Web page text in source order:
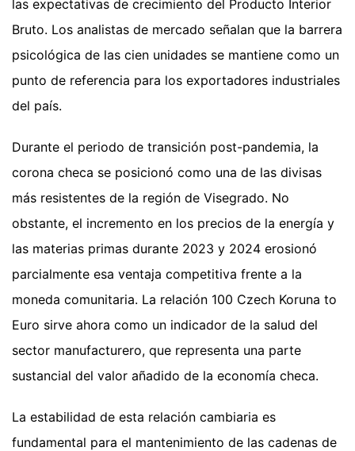
las expectativas de crecimiento del Producto Interior
Bruto. Los analistas de mercado señalan que la barrera
psicológica de las cien unidades se mantiene como un
punto de referencia para los exportadores industriales
del país.
Durante el periodo de transición post-pandemia, la
corona checa se posicionó como una de las divisas
más resistentes de la región de Visegrado. No
obstante, el incremento en los precios de la energía y
las materias primas durante 2023 y 2024 erosionó
parcialmente esa ventaja competitiva frente a la
moneda comunitaria. La relación 100 Czech Koruna to
Euro sirve ahora como un indicador de la salud del
sector manufacturero, que representa una parte
sustancial del valor añadido de la economía checa.
La estabilidad de esta relación cambiaria es
fundamental para el mantenimiento de las cadenas de